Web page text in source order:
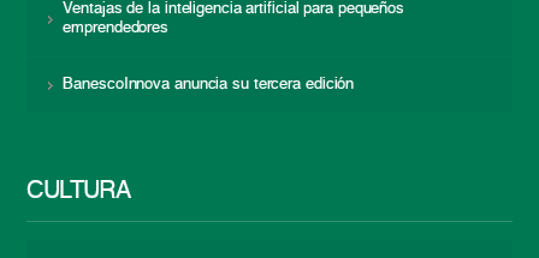
Ventajas de la inteligencia artificial para pequeños
emprendedores
BanescoInnova anuncia su tercera edición
CULTURA